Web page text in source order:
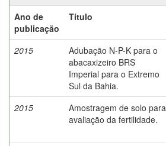
Ano de
publicação
Título
2015
Adubação N-P-K para o
abacaxizeiro BRS
Imperial para o Extremo
Sul da Bahia.
2015
Amostragem de solo para
avaliação da fertilidade.